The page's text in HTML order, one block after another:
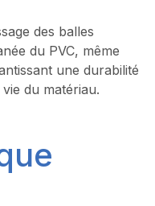
des balles
du PVC, même
une durabilité
du matériau.